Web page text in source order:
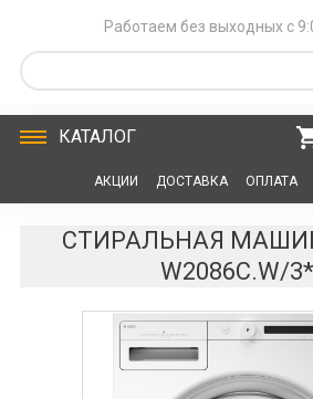
Работаем без выходных с
КАТАЛОГ
АКЦИИ ДОСТАВКА ОПЛАТА
СТИРАЛЬНАЯ
W2086C.W/3*